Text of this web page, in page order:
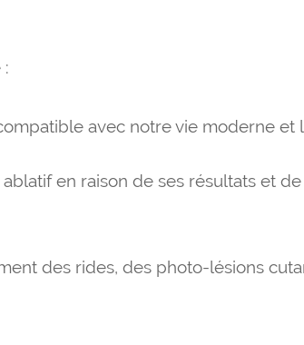
avec notre vie moderne et
en raison de ses résultats et
des rides, des photo-lésions